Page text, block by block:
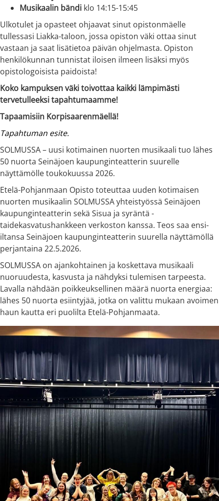
Musikaalin bändi klo 14:15-15:45
Ulkotulet ja opasteet ohjaavat sinut opistonmäelle
tullessasi Liakka-taloon, jossa opiston väki ottaa sinut
vastaan ja saat lisätietoa päivän ohjelmasta. Opiston
henkilökunnan tunnistat iloisen ilmeen lisäksi myös
opistologoisista paidoista!
Koko kampuksen väki toivottaa kaikki lämpimästi
tervetulleeksi tapahtumaamme!
Tapaamisiin Korpisaarenmäellä!
Tapahtuman esite.
SOLMUSSA – uusi kotimainen nuorten musikaali tuo lähes
50 nuorta Seinäjoen kaupunginteatterin suurelle
näyttämölle toukokuussa 2026.
Etelä-Pohjanmaan Opisto toteuttaa uuden kotimaisen
nuorten musikaalin SOLMUSSA yhteistyössä Seinäjoen
kaupunginteatterin sekä Sisua ja syräntä -
taidekasvatushankkeen verkoston kanssa. Teos saa ensi-
iltansa Seinäjoen kaupunginteatterin suurella näyttämöllä
perjantaina 22.5.2026.
SOLMUSSA on ajankohtainen ja koskettava musikaali
nuoruudesta, kasvusta ja nähdyksi tulemisen tarpeesta.
Lavalla nähdään poikkeuksellinen määrä nuorta energiaa:
lähes 50 nuorta esiintyjää, jotka on valittu mukaan avoimen
haun kautta eri puolilta Etelä-Pohjanmaata.